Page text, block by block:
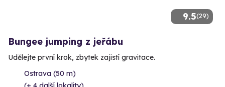
9.5(29)
Bungee jumping z jeřábu
Udělejte první krok, zbytek zajistí gravitace.
Ostrava (50 m)